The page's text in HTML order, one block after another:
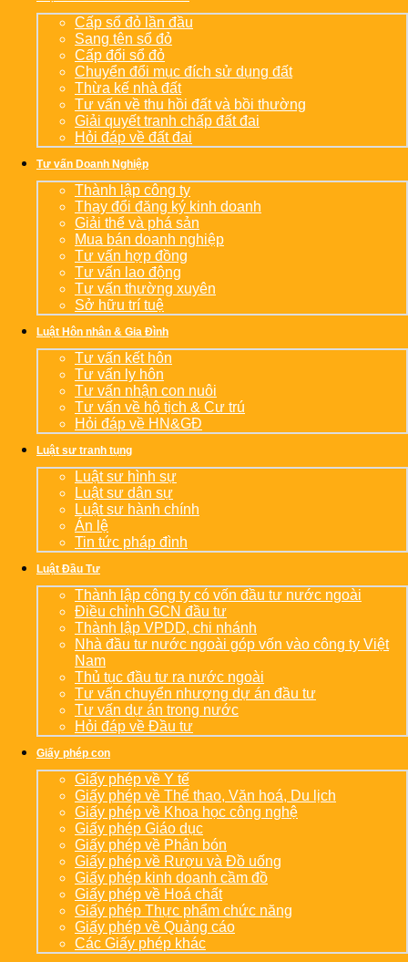
Cấp sổ đỏ lần đầu
Sang tên sổ đỏ
Cấp đổi sổ đỏ
Chuyển đổi mục đích sử dụng đất
Thừa kế nhà đất
Tư vấn về thu hồi đất và bồi thường
Giải quyết tranh chấp đất đai
Hỏi đáp về đất đai
Tư vấn Doanh Nghiệp
Thành lập công ty
Thay đổi đăng ký kinh doanh
Giải thể và phá sản
Mua bán doanh nghiệp
Tư vấn hợp đồng
Tư vấn lao động
Tư vấn thường xuyên
Sở hữu trí tuệ
Luật Hôn nhân & Gia Đình
Tư vấn kết hôn
Tư vấn ly hôn
Tư vấn nhận con nuôi
Tư vấn về hộ tịch & Cư trú
Hỏi đáp về HN&GĐ
Luật sư tranh tụng
Luật sư hình sự
Luật sư dân sự
Luật sư hành chính
Án lệ
Tin tức pháp đình
Luật Đầu Tư
Thành lập công ty có vốn đầu tư nước ngoài
Điều chỉnh GCN đầu tư
Thành lập VPDD, chi nhánh
Nhà đầu tư nước ngoài góp vốn vào công ty Việt
Nam
Thủ tục đầu tư ra nước ngoài
Tư vấn chuyển nhượng dự án đầu tư
Tư vấn dự án trong nước
Hỏi đáp về Đầu tư
Giấy phép con
Giấy phép về Y tế
Giấy phép về Thể thao, Văn hoá, Du lịch
Giấy phép về Khoa học công nghệ
Giấy phép Giáo dục
Giấy phép về Phân bón
Giấy phép về Rượu và Đồ uống
Giấy phép kinh doanh cầm đồ
Giấy phép về Hoá chất
Giấy phép Thực phẩm chức năng
Giấy phép về Quảng cáo
Các Giấy phép khác